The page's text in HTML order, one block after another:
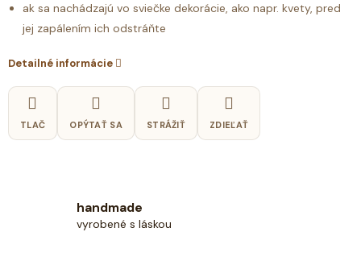
ak sa nachádzajú vo sviečke dekorácie, ako napr. kvety, pred
jej zapálením ich odstráňte
Detailné informácie
TLAČ OPÝTAŤ SA STRÁŽIŤ ZDIEĽAŤ
handmade
vyrobené s láskou